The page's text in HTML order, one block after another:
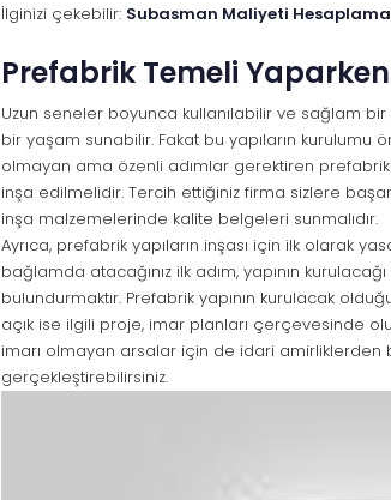
İlginizi çekebilir: Subasman Maliyeti Hesaplama
Prefabrik Temeli
Uzun seneler boyunca kullanılabilir ve sağlam
bir yaşam sunabilir. Fakat bu yapıların
olmayan ama özenli adımlar gerektiren
inşa edilmelidir. Tercih ettiğiniz firma sizlere
inşa malzemelerinde kalite belgeleri sunmalıdır.
Ayrıca, prefabrik yapıların inşası için ilk olarak
bağlamda atacağınız ilk adım, yapının
bulundurmaktır. Prefabrik yapının kurulacak
açık ise ilgili proje, imar planları çerçevesinde
imarı olmayan arsalar için de idari amirliklerden
gerçekleştirebilirsiniz.